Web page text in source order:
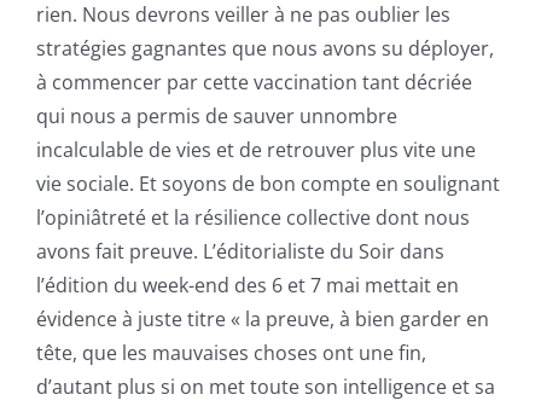
rien. Nous devrons veiller à ne pas oublier les
stratégies gagnantes que nous avons su déployer,
à commencer par cette vaccination tant décriée
qui nous a permis de sauver unnombre
incalculable de vies et de retrouver plus vite une
vie sociale. Et soyons de bon compte en soulignant
l’opiniâtreté et la résilience collective dont nous
avons fait preuve. L’éditorialiste du Soir dans
l’édition du week-end des 6 et 7 mai mettait en
évidence à juste titre « la preuve, à bien garder en
tête, que les mauvaises choses ont une fin,
d’autant plus si on met toute son intelligence et sa